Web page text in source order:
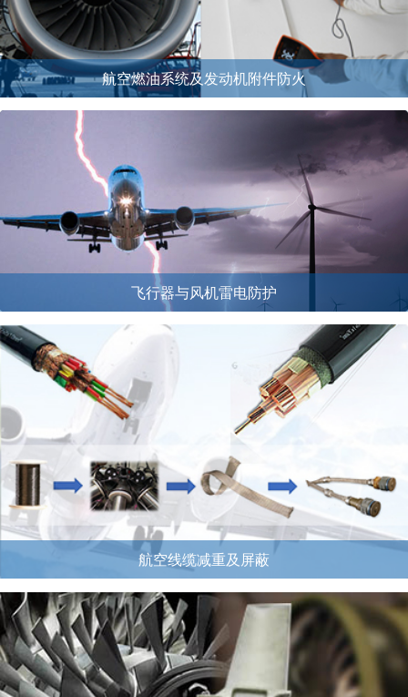
航空燃油系统及发动机附件防火
飞行器与风机雷电防护
航空线缆减重及屏蔽